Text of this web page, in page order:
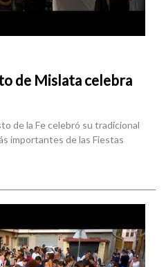
de Mislata celebra
de la Fe celebró su tradicional
importantes de las Fiestas